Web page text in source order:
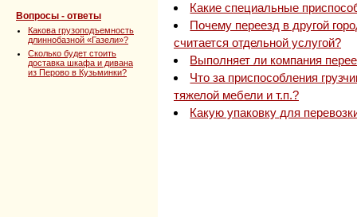
Вопросы - ответы
Какова грузоподъемность
длиннобазной «Газели»?
Сколько будет стоить
доставка шкафа и дивана
из Перово в Кузьминки?
Какие специальные
Почему переезд в другой
считается отдельной услугой?
Выполняет ли компания
Что за приспособления
тяжелой мебели и т.п.?
Какую упаковку для